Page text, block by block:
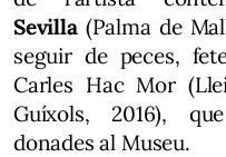
Sevilla(Palma de
seguir de peces,
Carles Hac Mor
Guíxols, 2016),
donades al Museu.